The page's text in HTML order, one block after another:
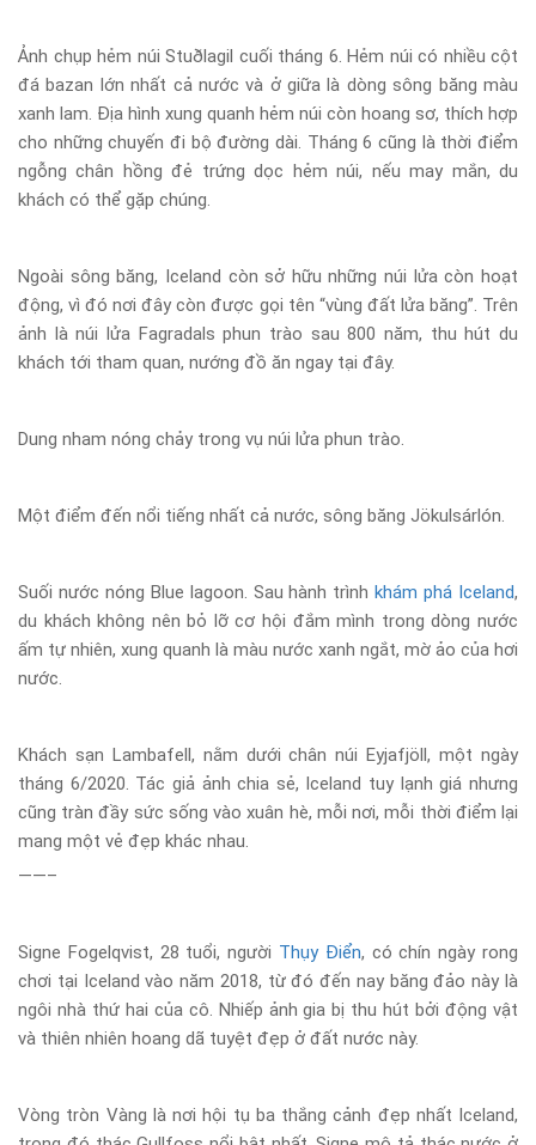
Ảnh chụp hẻm núi Stuðlagil cuối tháng 6. Hẻm núi có nhiều cột
đá bazan lớn nhất cả nước và ở giữa là dòng sông băng màu
xanh lam. Địa hình xung quanh hẻm núi còn hoang sơ, thích hợp
cho những chuyến đi bộ đường dài. Tháng 6 cũng là thời điểm
ngỗng chân hồng đẻ trứng dọc hẻm núi, nếu may mắn, du
khách có thể gặp chúng.
Ngoài sông băng, Iceland còn sở hữu những núi lửa còn hoạt
động, vì đó nơi đây còn được gọi tên “vùng đất lửa băng”. Trên
ảnh là núi lửa Fagradals phun trào sau 800 năm, thu hút du
khách tới tham quan, nướng đồ ăn ngay tại đây.
Dung nham nóng chảy trong vụ núi lửa phun trào.
Một điểm đến nổi tiếng nhất cả nước, sông băng Jökulsárlón.
Suối nước nóng Blue lagoon. Sau hành trình khám phá Iceland,
du khách không nên bỏ lỡ cơ hội đắm mình trong dòng nước
ấm tự nhiên, xung quanh là màu nước xanh ngắt, mờ ảo của hơi
nước.
Khách sạn Lambafell, nằm dưới chân núi Eyjafjöll, một ngày
tháng 6/2020. Tác giả ảnh chia sẻ, Iceland tuy lạnh giá nhưng
cũng tràn đầy sức sống vào xuân hè, mỗi nơi, mỗi thời điểm lại
mang một vẻ đẹp khác nhau.
——–
Signe Fogelqvist, 28 tuổi, người Thụy Điển, có chín ngày rong
chơi tại Iceland vào năm 2018, từ đó đến nay băng đảo này là
ngôi nhà thứ hai của cô. Nhiếp ảnh gia bị thu hút bởi động vật
và thiên nhiên hoang dã tuyệt đẹp ở đất nước này.
Vòng tròn Vàng là nơi hội tụ ba thắng cảnh đẹp nhất Iceland,